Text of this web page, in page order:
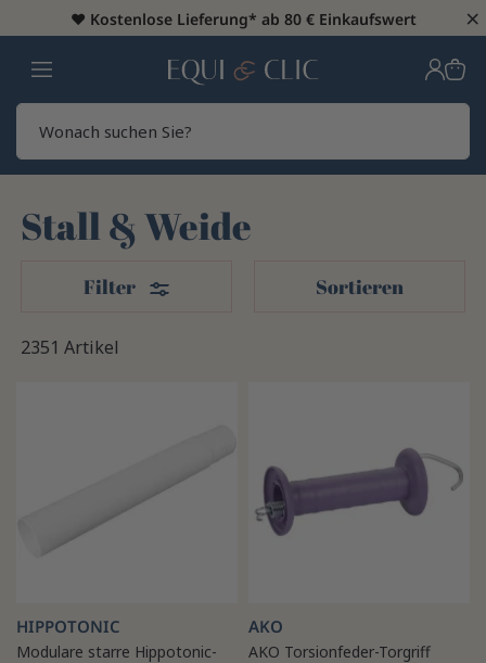
♥️ Kostenlose Lieferung* ab 80 € Einkaufswert ×
Heim
Stall & Weide
2351 Artikel
Filter Filter Sortieren
HIPPOTONIC
Modulare starre Hippotonic-
AKO
AKO Torsionfeder-Torgriff